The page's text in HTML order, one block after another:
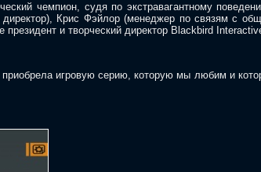
чемпион, судя по экстравагантному
директор), Крис Фэйлор (менеджер по связям с
и творческий директор Blackbird
игровую серию, которую мы любим и